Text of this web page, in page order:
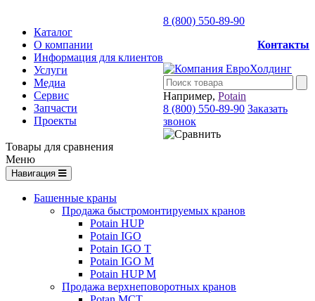
Каталог
О компании
Информация для клиентов
Услуги
Медиа
Сервис
Запчасти
Проекты
8 (800) 550-89-90
Контакты
Например, Potain
8 (800) 550-89-90 Заказать
звонок
Товары для сравнения
Меню
Навигация
Башенные краны
Продажа быстромонтируемых кранов
Potain HUP
Potain IGO
Potain IGO T
Potain IGO M
Potain HUP M
Продажа верхнеповоротных кранов